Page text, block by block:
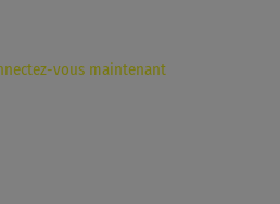
vous maintenant